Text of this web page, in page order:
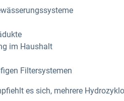
im Haushalt
Filtersystemen
es sich, mehrere